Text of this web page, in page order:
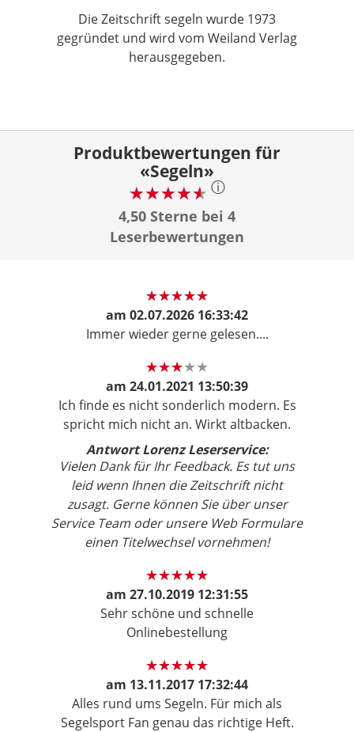
Die Zeitschrift segeln wurde 1973
gegründet und wird vom Weiland Verlag
herausgegeben.
Produktbewertungen für
«Segeln»
ⓘ
4,50 Sterne bei 4
Leserbewertungen
am 02.07.2026 16:33:42
Immer wieder gerne gelesen....
am 24.01.2021 13:50:39
Ich finde es nicht sonderlich modern. Es
spricht mich nicht an. Wirkt altbacken.
Antwort Lorenz Leserservice:
Vielen Dank für Ihr Feedback. Es tut uns
leid wenn Ihnen die Zeitschrift nicht
zusagt. Gerne können Sie über unser
Service Team oder unsere Web Formulare
einen Titelwechsel vornehmen!
am 27.10.2019 12:31:55
Sehr schöne und schnelle
Onlinebestellung
am 13.11.2017 17:32:44
Alles rund ums Segeln. Für mich als
Segelsport Fan genau das richtige Heft.